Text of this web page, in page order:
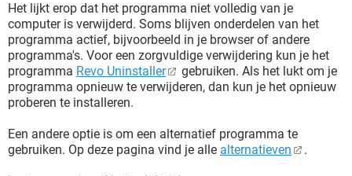
Het lijkt erop dat het programma niet volledig van je
computer is verwijderd. Soms blijven onderdelen van het
programma actief, bijvoorbeeld in je browser of andere
programma's. Voor een zorgvuldige verwijdering kun je het
programma Revo Uninstaller
gebruiken. Als het lukt om je
programma opnieuw te verwijderen, dan kun je het opnieuw
proberen te installeren.
Een andere optie is om een alternatief programma te
gebruiken. Op deze pagina vind je alle alternatieven .